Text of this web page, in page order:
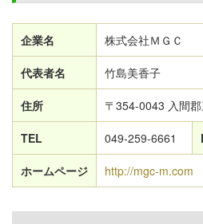
企業名 株式会社ＭＧＣ
代表者名 竹島美香子
住所 〒354-0043 入間
TEL 049-259-6661
ホームページ http://mgc-m.com